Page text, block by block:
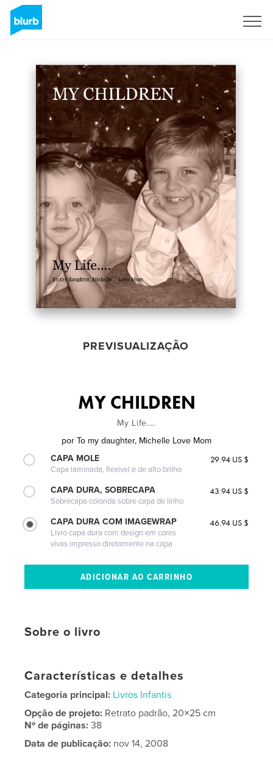
PREVISUALIZAÇÃO
MY CHILDREN
My Life....
por To my daughter, Michelle Love Mom
CAPA MOLE
Capa laminada, flexível e de alto brilho
29.94 US $
CAPA DURA, SOBRECAPA
Sobrecapa colorida sobre capa de linho
43.94 US $
CAPA DURA COM IMAGEWRAP
Livro capa dura com design em cores
vivas impresso diretamente na capa
46.94 US $
Sobre o livro
Características e detalhes
Categoria principal: Livros Infantis
Opção de projeto: Retrato padrão, 20×25 cm
Nº de páginas:38
Data de publicação: nov 14, 2008